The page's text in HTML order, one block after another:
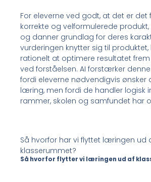
For eleverne ved godt, at det er
korrekte og velformulerede
og danner grundlag for deres
vurderingen knytter sig til produktet,
rationelt at optimere resultatet
ved forståelsen. AI forstærker denne
fordi eleverne nødvendigvis ønsker
læring, men fordi de handler logisk
rammer, skolen og samfundet har
Så hvorfor har vi flyttet læringen ud
klasserummet?
Så hvorfor flytter vi læringen ud af